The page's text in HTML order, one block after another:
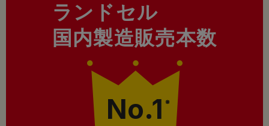
ランドセル
国内製造販売本数
No.1 ※